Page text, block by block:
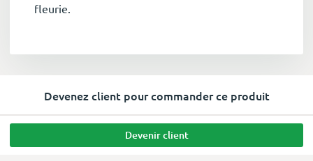
fleurie.
Devenez client pour commander ce produit
Devenir client